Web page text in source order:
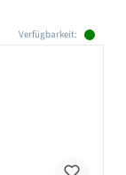
Verfügbarkeit: